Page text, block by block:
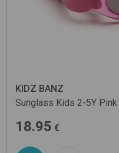
KIDZ BANZ
Sunglass Kids 2-5Y Pink
18.95 €